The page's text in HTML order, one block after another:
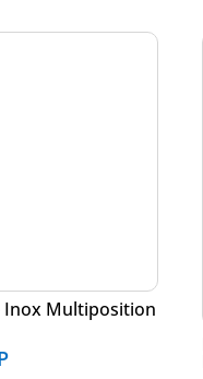
Inox Multiposition